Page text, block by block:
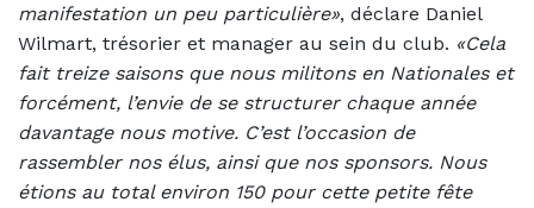
manifestation un peu particulière», déclare Daniel
Wilmart, trésorier et manager au sein du club. «Cela
fait treize saisons que nous militons en Nationales et
forcément, l’envie de se structurer chaque année
davantage nous motive. C’est l’occasion de
rassembler nos élus, ainsi que nos sponsors. Nous
étions au total environ 150 pour cette petite fête